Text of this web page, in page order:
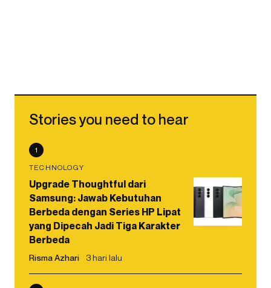
Stories you need to hear
1
TECHNOLOGY
Upgrade Thoughtful dari
Samsung: Jawab Kebutuhan
Berbeda dengan Series HP Lipat
yang Dipecah Jadi Tiga Karakter
Berbeda
Risma Azhari 3 hari lalu